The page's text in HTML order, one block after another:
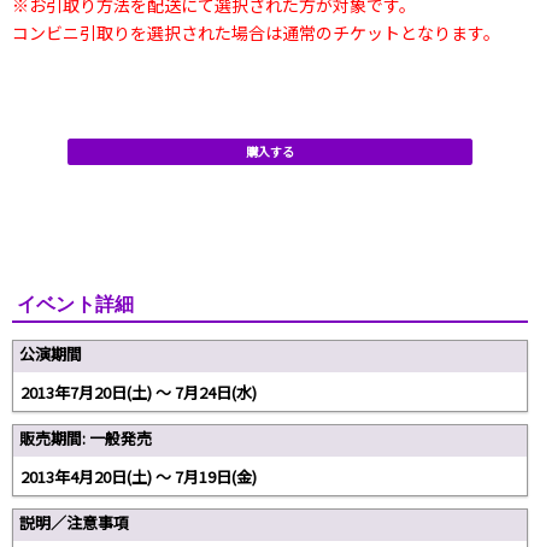
コンビニ引取りを選択された場合は通常のチケットとなります。
購入する
イベント詳細
公演期間
2013年7月20日(土) 〜 7月24日(水)
販売期間: 一般発売
2013年4月20日(土) 〜 7月19日(金)
説明／注意事項